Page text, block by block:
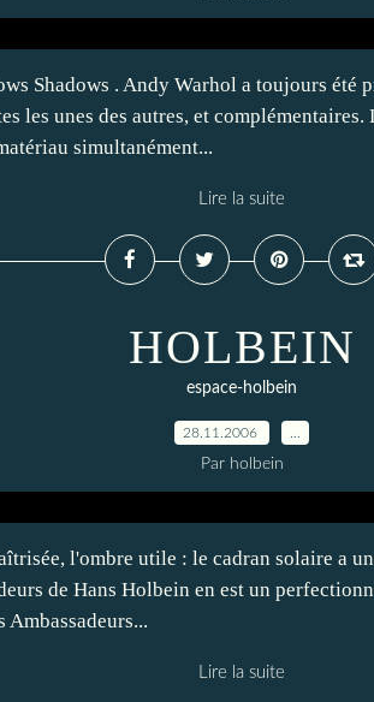
Shadows . Andy Warhol a toujours été
les unes des autres, et
simultanément...
Lire la suite
HOLBEIN
espace-holbein
28.11.2006
Par holbein
l'ombre utile : le cadran solaire a
de Hans Holbein en est un
Ambassadeurs...
Lire la suite